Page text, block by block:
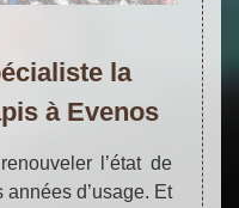
la
à Evenos
l’état de
d’usage. Et